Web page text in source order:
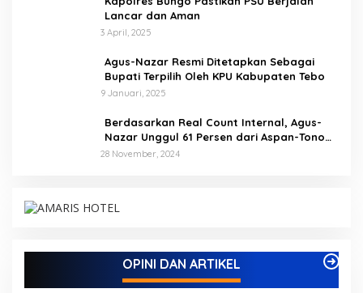
Lancar dan Aman
3 April, 2025
Agus-Nazar Resmi Ditetapkan Sebagai
Bupati Terpilih Oleh KPU Kabupaten Tebo
9 Januari, 2025
Berdasarkan Real Count Internal, Agus-
Nazar Unggul 61 Persen dari Aspan-Tono
Hanya 39 Persen
28 November, 2024
OPINI DAN ARTIKEL
Berbasis Digital di Desa Suka Jaya
Di ADVETORIAL, BISNIS, BUNGO, DAERAH, INFORMASI, OPINI DAN
ARTIKEL, PEMERINTAHAN, PENDIDIKAN, PERISTIWA